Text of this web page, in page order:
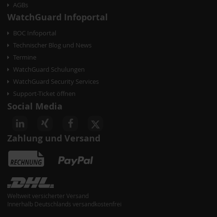
AGBs
WatchGuard Infoportal
BOC Infoportal
Technischer Blog und News
Termine
WatchGuard Schulungen
WatchGuard Security Services
Support-Ticket öffnen
Social Media
Zahlung und Versand
Weltweit versicherter Versand
Innerhalb Deutschlands versandkostenfrei